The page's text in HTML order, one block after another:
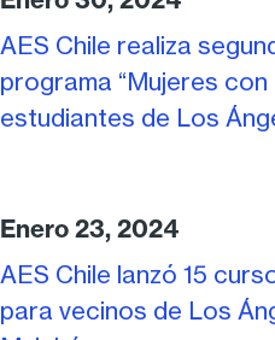
AES Chile realiza
programa “Mujeres con
estudiantes de Los
Enero 23, 2024
AES Chile lanzó 15
para vecinos de Los